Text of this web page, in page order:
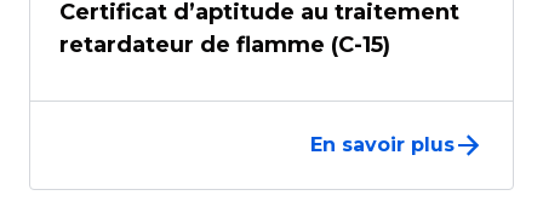
Certificat d’aptitude au traitement
retardateur de flamme (C-15)
En savoir plus